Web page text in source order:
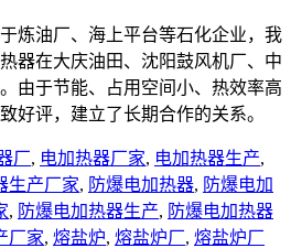
炼油厂、海上平台等石化企业，我
器在大庆油田、沈阳鼓风机厂、中
由于节能、占用空间小、热效率高
好评，建立了长期合作的关系。
厂, 电加热器厂家, 电加热器生产,
生产厂家, 防爆电加热器, 防爆电加
, 防爆电加热器生产, 防爆电加热器
厂家, 熔盐炉, 熔盐炉厂, 熔盐炉厂